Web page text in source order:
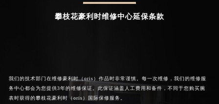
攀枝花豪利时维修中心延保条款
我们的技术部门在维修豪利时（oris）作品时非常谨慎。每一次维修，我们的维修服
务中心都会为您提供3年的维修保证。此保证涵盖人工费用和备件，不同于您购买腕
表时获得的攀枝花豪利时（oris）国际保修服务。